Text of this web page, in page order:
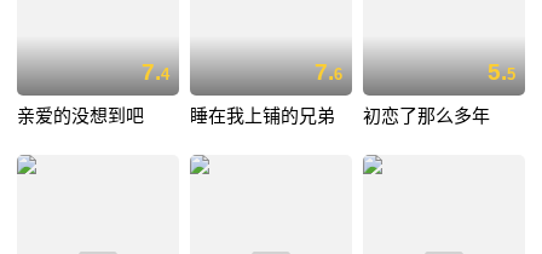
7.4
亲爱的没想到吧
7.6
睡在我上铺的兄弟
5.5
初恋了那么多年